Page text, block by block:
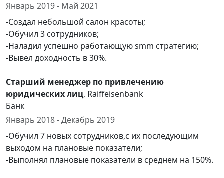
Январь 2019 - Май 2021
-Создал небольшой салон красоты;
-Обучил 3 сотрудников;
-Наладил успешно работающую smm стратегию;
-Вывел доходность в 30%.
Старший менеджер по привлечению
юридических лиц, Raiffeisenbank
Банк
Январь 2018 - Декабрь 2019
-Обучил 7 новых сотрудников,с их последующим
выходом на плановые показатели;
-Выполнял плановые показатели в среднем на 150%.